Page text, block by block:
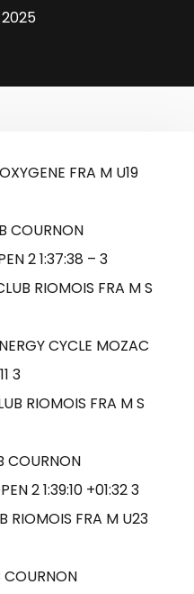
FRA M U19
COURNON
2 1:37:38 – 3
RIOMOIS FRA M S
CYCLE MOZAC
3
RIOMOIS FRA M S
COURNON
2 1:39:10 +01:32 3
RIOMOIS FRA M U23
COURNON